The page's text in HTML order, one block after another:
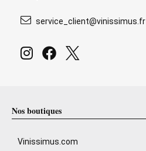
service_client@vinissimus.fr
Nos boutiques
Vinissimus.com